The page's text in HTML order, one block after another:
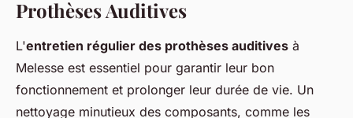
Prothèses Auditives
L'entretien régulier des prothèses auditives à
Melesse est essentiel pour garantir leur bon
fonctionnement et prolonger leur durée de vie. Un
nettoyage minutieux des composants, comme les